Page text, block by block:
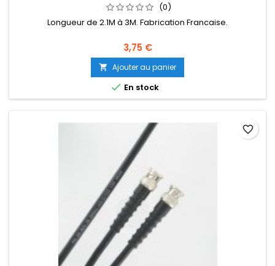
(0)
Longueur de 2.1M à 3M. Fabrication Francaise.
3,75 €
 Ajouter au panier
 En stock
favorite_border